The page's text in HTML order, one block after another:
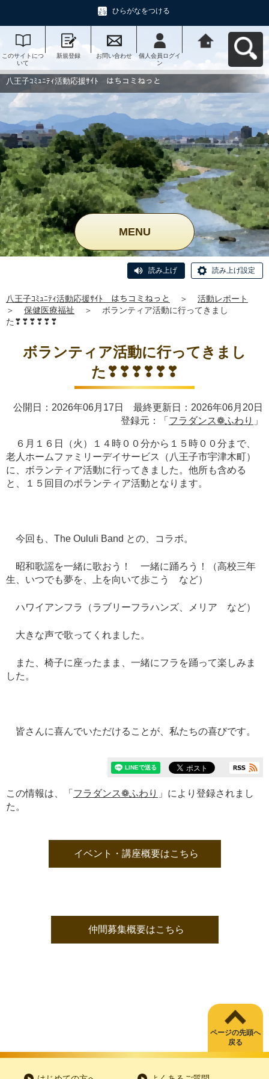
ひらがなをつける
このサイトにつ
いて
新規登録 お問い合わせ
個人会員ログイ
ン
動応援ｻｲﾄ はち
コミねっとへ戻
八王子ｺﾐｭﾆﾃｨ活動応援ｻｲﾄ はちコミねっと
MENU
読み上げ 読み上げ設定
八王子ｺﾐｭﾆﾃｨ活動応援ｻｲﾄ はちコミねっと ＞
活動レポート
＞
保健医療福祉 ＞
ボランティア活動に行ってきまし
た❣❣❣❣❣❣
ボランティア活動に行ってきまし
た❣❣❣❣❣❣
公開日：2026年06月17日 最終更新日：2026年06月20日
登録元：「 フラダンス❁ふわり 」
６月１６日（火）１４時００分から１５時００分まで、
老人ホームファミリーデイサービス（八王子市宇津木町）
に、ボランティア活動に行ってきました。他所も含める
と、１５回目のボランティア活動となります。
今回も、The Oululi Band との、コラボ。
昭和歌謡を一緒に歌おう！ 一緒に踊ろう！（高校三年
生、いつでも夢を、上を向いて歩こう など）
ハワイアンフラ（ラブリーフラハンズ、メリア など）
大きな声で歌ってくれました。
また、椅子に座ったまま、一緒にフラを踊って楽しみま
した。
皆さんに喜んでいただけることが、私たちの喜びです。
この情報は、「 フラダンス❁ふわり 」により登録されまし
た。
イベント・講座概要はこちら
仲間募集概要はこちら
ページの先頭へ
戻る